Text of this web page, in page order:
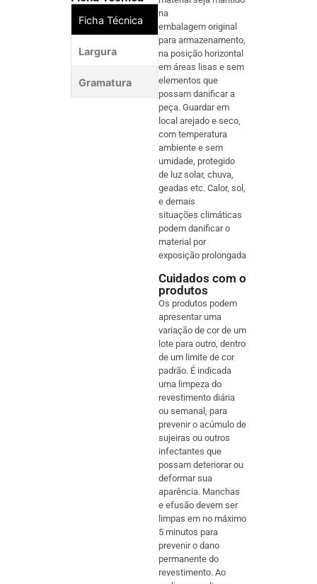
Ficha Técnica
Largura
Gramatura
na
embalagem original
para armazenamento,
na posição horizontal
em áreas lisas e sem
elementos que
possam danificar a
peça. Guardar em
local arejado e seco,
com temperatura
ambiente e sem
umidade, protegido
de luz solar, chuva,
geadas etc. Calor, sol,
e demais
situações climáticas
podem danificar o
material por
exposição prolongada
Cuidados com o
produtos
Os produtos podem
apresentar uma
variação de cor de um
lote para outro, dentro
de um limite de cor
padrão. É indicada
uma limpeza do
revestimento diária
ou semanal, para
prevenir o acúmulo de
sujeiras ou outros
infectantes que
possam deteriorar ou
deformar sua
aparência. Manchas
e efusão devem ser
limpas em no máximo
5 minutos para
prevenir o dano
permanente do
revestimento. Ao